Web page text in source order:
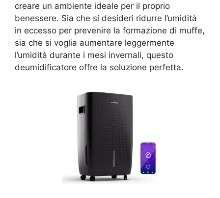
creare un ambiente ideale per il proprio
benessere. Sia che si desideri ridurre l’umidità
in eccesso per prevenire la formazione di muffe,
sia che si voglia aumentare leggermente
l’umidità durante i mesi invernali, questo
deumidificatore offre la soluzione perfetta.